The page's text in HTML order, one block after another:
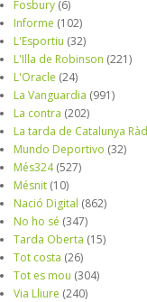
Fosbury (6)
Informe (102)
L'Esportiu (32)
L'Illa de Robinson (221)
L'Oracle (24)
La Vanguardia (991)
La contra (202)
La tarda de Catalunya
Mundo Deportivo (32)
Més324 (527)
Mésnit (10)
Nació Digital (862)
No ho sé (347)
Tarda Oberta (15)
Tot costa (26)
Tot es mou (304)
Via Lliure (240)